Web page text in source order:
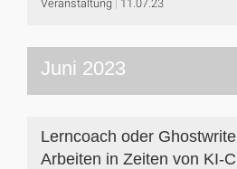
Juni 2023
Lerncoach oder
Arbeiten in Zeiten von KI-